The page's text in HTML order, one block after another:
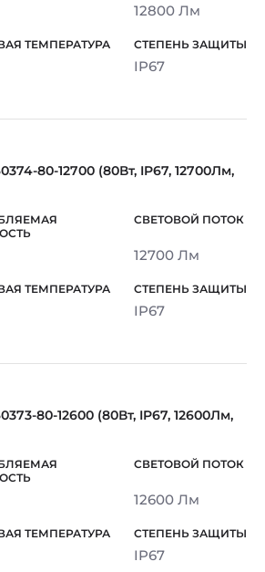
12800 Лм
IP67
80-12700 (80Вт, IP67, 12700Лм,
12700 Лм
IP67
80-12600 (80Вт, IP67, 12600Лм,
12600 Лм
IP67